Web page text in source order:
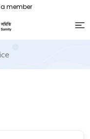
member